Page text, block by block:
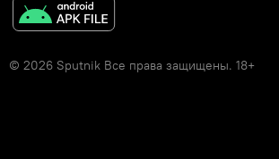
© 2026 Sputnik Все права защищены. 18+